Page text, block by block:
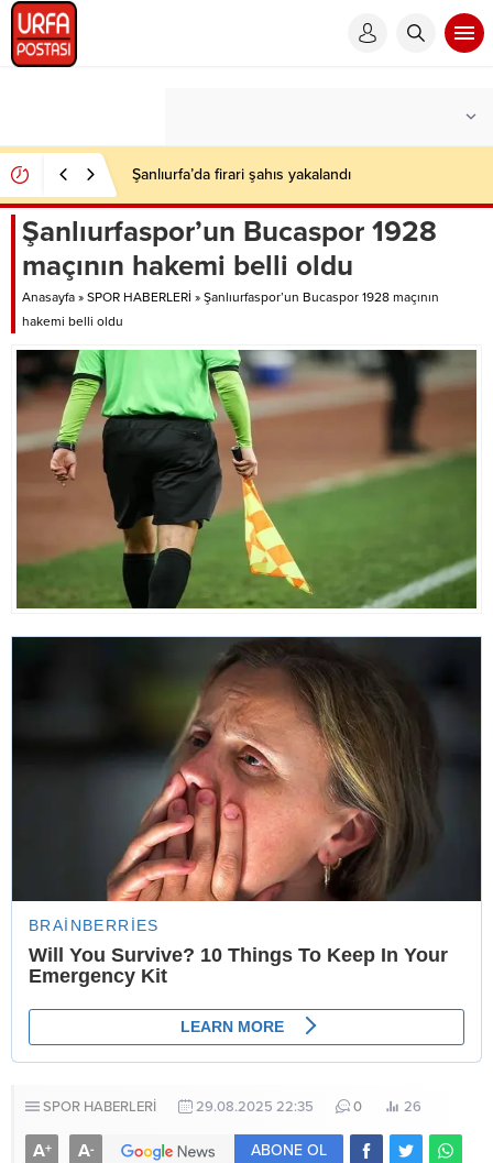
Şanlıurfa’da firari şahıs yakalandı
Şanlıurfaspor’un Bucaspor 1928
maçının hakemi belli oldu
Anasayfa » SPOR HABERLERİ » Şanlıurfaspor’un Bucaspor 1928 maçının
hakemi belli oldu
SPOR HABERLERİ 29.08.2025 22:35 0 26
A+ A- ABONE OL